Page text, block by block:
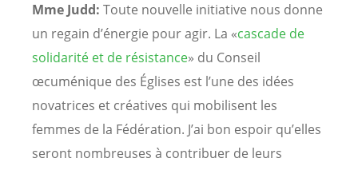
Mme Judd: Toute nouvelle initiative nous donne
un regain d’énergie pour agir. La «cascade de
solidarité et de résistance» du Conseil
œcuménique des Églises est l’une des idées
novatrices et créatives qui mobilisent les
femmes de la Fédération. J’ai bon espoir qu’elles
seront nombreuses à contribuer de leurs